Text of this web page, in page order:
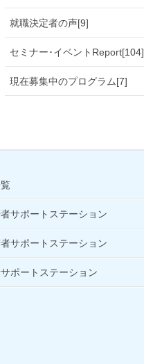
就職決定者の声[9]
セミナー･イベントReport[104]
現在募集中のプログラム[7]
サポートステーション
サポートステーション
ポートステーション